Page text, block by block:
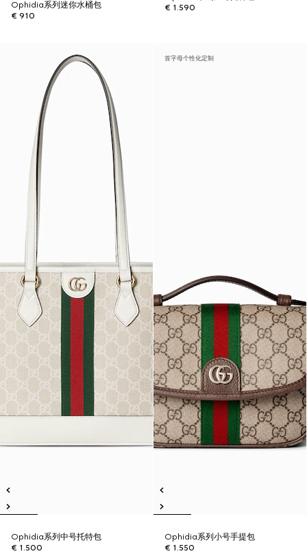
Ophidia系列迷你水桶包
€ 910
€ 1.590
Ophidia系列中号托特包
€ 1.500
首字母个性化定制
Ophidia系列小号手提包
€ 1.550